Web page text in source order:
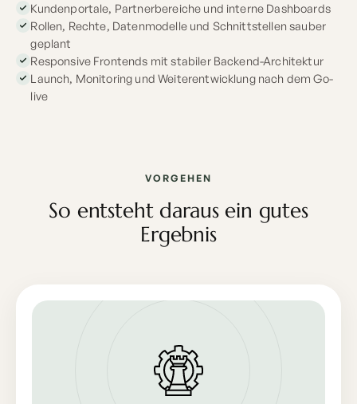
Kundenportale, Partnerbereiche und interne Dashboards
Rollen, Rechte, Datenmodelle und Schnittstellen sauber
geplant
Responsive Frontends mit stabiler Backend-Architektur
Launch, Monitoring und Weiterentwicklung nach dem Go-
live
VORGEHEN
So entsteht daraus ein gutes
Ergebnis